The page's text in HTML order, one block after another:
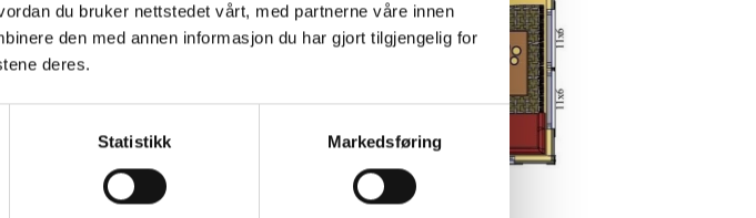
du bruker nettstedet vårt, med partnerne våre innen
den med annen informasjon du har gjort tilgjengelig for
deres.
Statistikk Markedsføring